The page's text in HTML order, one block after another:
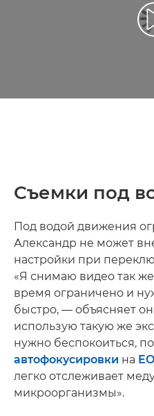
Съемки под
Под водой движения
Александр не может
настройки при
«Я снимаю видео так
время ограничено и
быстро, — объясняет
использую такую же
нужно беспокоиться,
автофокусировки на
легко отслеживает
микроорганизмы».